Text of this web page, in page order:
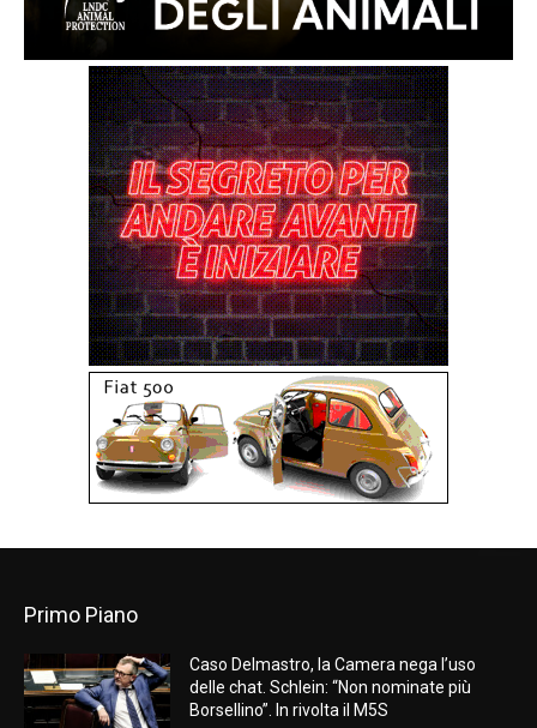
Primo Piano
Caso Delmastro, la Camera nega l’uso
delle chat. Schlein: “Non nominate più
Borsellino”. In rivolta il M5S